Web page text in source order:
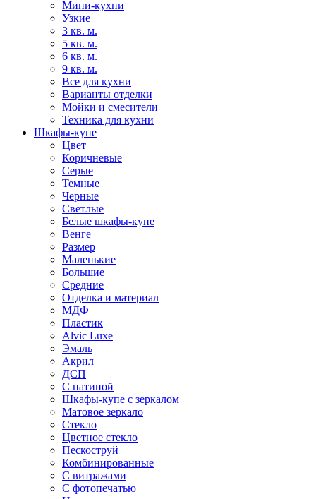
Мини-кухни
Узкие
3 кв. м.
5 кв. м.
6 кв. м.
9 кв. м.
Все для кухни
Варианты отделки
Мойки и смесители
Техника для кухни
Шкафы-купе
Цвет
Коричневые
Серые
Темные
Черные
Светлые
Белые шкафы-купе
Венге
Размер
Маленькие
Большие
Средние
Отделка и материал
МДФ
Пластик
Alvic Luxe
Эмаль
Акрил
ДСП
С патиной
Шкафы-купе с зеркалом
Матовое зеркало
Стекло
Цветное стекло
Пескоструй
Комбинированные
С витражами
С фотопечатью